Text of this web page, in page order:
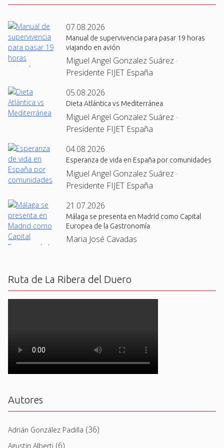
07.08.2026
Manual de supervivencia para pasar 19 horas
viajando en avión
Miguel Angel Gonzalez Suárez ·
Presidente FIJET España
05.08.2026
Dieta Atlántica vs Mediterránea
Miguel Angel Gonzalez Suárez ·
Presidente FIJET España
04.08.2026
Esperanza de vida en España por comunidades
Miguel Angel Gonzalez Suárez ·
Presidente FIJET España
21.07.2026
Málaga se presenta en Madrid como Capital
Europea de la Gastronomía
Maria José Cavadas
Ruta de La Ribera del Duero
Autores
Adrián González Padilla (36)
Agustín Alberti (6)